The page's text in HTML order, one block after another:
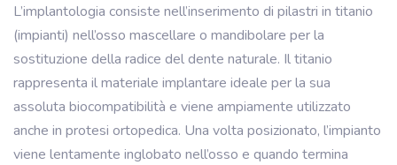
L’implantologia consiste nell’inserimento di pilastri in titanio
(impianti) nell’osso mascellare o mandibolare per la
sostituzione della radice del dente naturale. Il titanio
rappresenta il materiale implantare ideale per la sua
assoluta biocompatibilità e viene ampiamente utilizzato
anche in protesi ortopedica. Una volta posizionato, l’impianto
viene lentamente inglobato nell’osso e quando termina